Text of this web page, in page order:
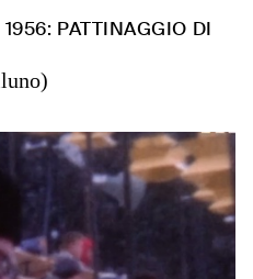
PATTINAGGIO DI